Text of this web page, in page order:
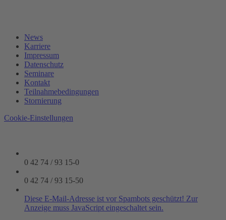
News
Karriere
Impressum
Datenschutz
Seminare
Kontakt
Teilnahmebedingungen
Stornierung
Cookie-Einstellungen
0 42 74 / 93 15-0
0 42 74 / 93 15-50
Diese E-Mail-Adresse ist vor Spambots geschützt! Zur
Anzeige muss JavaScript eingeschaltet sein.